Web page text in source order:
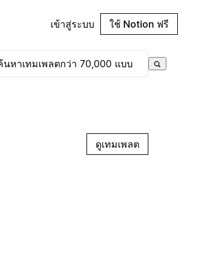
เข้าสู่ระบบ ใช้ Notion ฟรี
ดูเทมเพลต